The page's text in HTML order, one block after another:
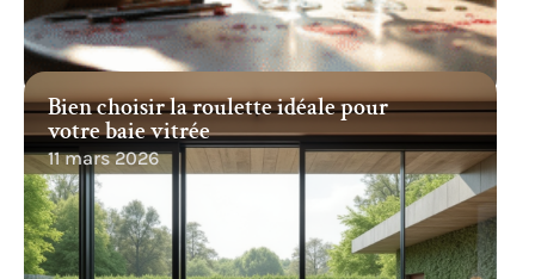
Bien choisir la roulette idéale pour
votre baie vitrée
11 mars 2026